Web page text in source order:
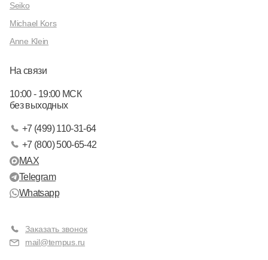
Seiko
Michael Kors
Anne Klein
На связи
10:00 - 19:00 МСК
без выходных
+7 (499) 110-31-64
+7 (800) 500-65-42
MAX
Telegram
Whatsapp
Заказать звонок
mail@tempus.ru